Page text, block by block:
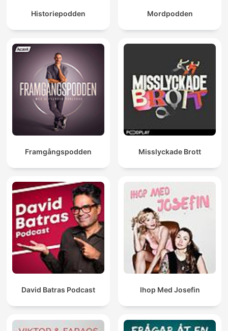
Historiepodden Mordpodden
Framgångspodden Misslyckade Brott
David Batras Podcast Ihop Med Josefin